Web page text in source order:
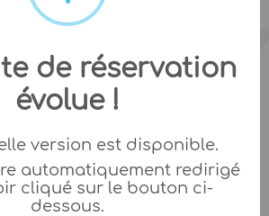
de réservation
évolue !
version est disponible.
automatiquement redirigé
cliqué sur le bouton ci-
dessous.